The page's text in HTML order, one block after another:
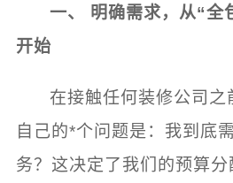
一、 明确需求，从“全
开始
在接触任何装修公司之
自己的*个问题是：我到底
务？这决定了我们的预算